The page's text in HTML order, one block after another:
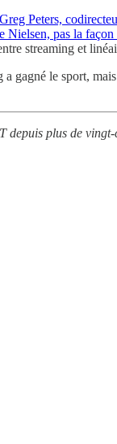
Greg Peters,
pas la façon
streaming et
gagné le sport,
depuis plus de